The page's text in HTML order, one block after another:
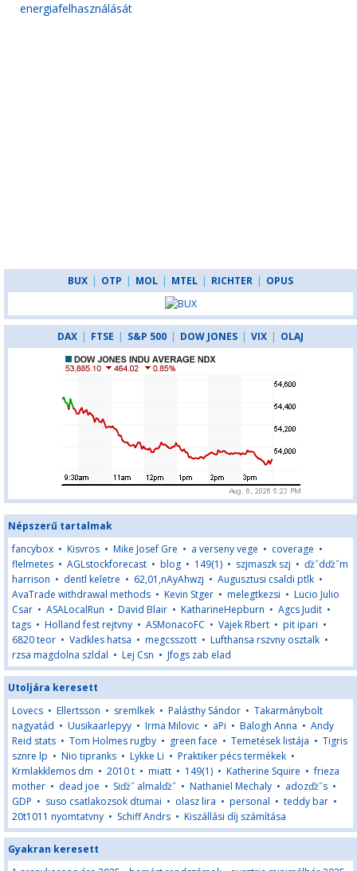
energiafelhasználását
BUX | OTP | MOL | MTEL | RICHTER | OPUS
DAX | FTSE | S&P 500 | DOW JONES | VIX | OLAJ
Népszerű tartalmak
fancybox • Kisvros • Mike Josef Gre • a verseny vege • coverage •
flelmetes • AGLstockforecast • blog • 149(1) • szjmaszk szj • ďż˝dďż˝m
harrison • dentl keletre • 62,01,nAyAhwzj • Augusztusi csaldi ptlk •
AvaTrade withdrawal methods • Kevin Stger • melegtkezsi • Lucio Julio
Csar • ASALocalRun • David Blair • KatharineHepburn • Agcs Judit •
tags • Holland fest rejtvny • ASMonacoFC • Vajek Rbert • pit ipari •
6820 teor • Vadkles hatsa • megcsszott • Lufthansa rszvny osztalk •
rzsa magdolna szldal • Lej Csn • Jfogs zab elad
Utoljára keresett
Lovecs • Ellertsson • sremlkek • Palásthy Sándor • Takarmánybolt
nagyatád • Uusikaarlepyy • Irma Milovic • aPi • Balogh Anna • Andy
Reid stats • Tom Holmes rugby • green face • Temetések listája • Tigris
sznre lp • Nio tipranks • Lykke Li • Praktiker pécs termékek •
Krmlakklemos dm • 2010 t • miatt • 149(1) • Katherine Squire •frieza
mother • dead joe • Siďż˝ almalďż˝ • Nathaniel Mechaly • adozďż˝s •
GDP • suso csatlakozsok dtumai • olasz lira • personal • teddy bar •
20t1011 nyomtatvny • Schiff Andrs • Kiszállási díj számítása
Gyakran keresett